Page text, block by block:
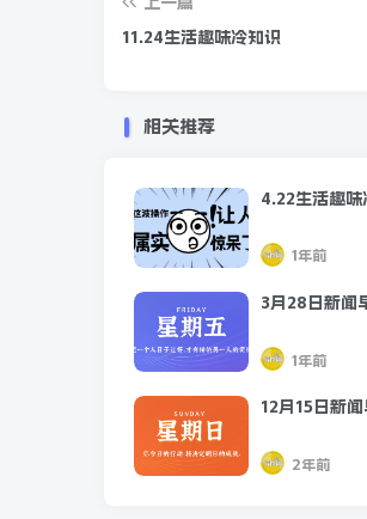
11.24生活趣味冷知识
相关推荐
4.22生活趣味
1年前
3月28日新闻
1年前
12月15日新
2年前